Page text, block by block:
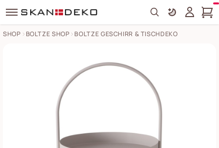
Search
SHOP BOLTZE SHOP
BOLTZE GESCHIRR & TISCHDEKO